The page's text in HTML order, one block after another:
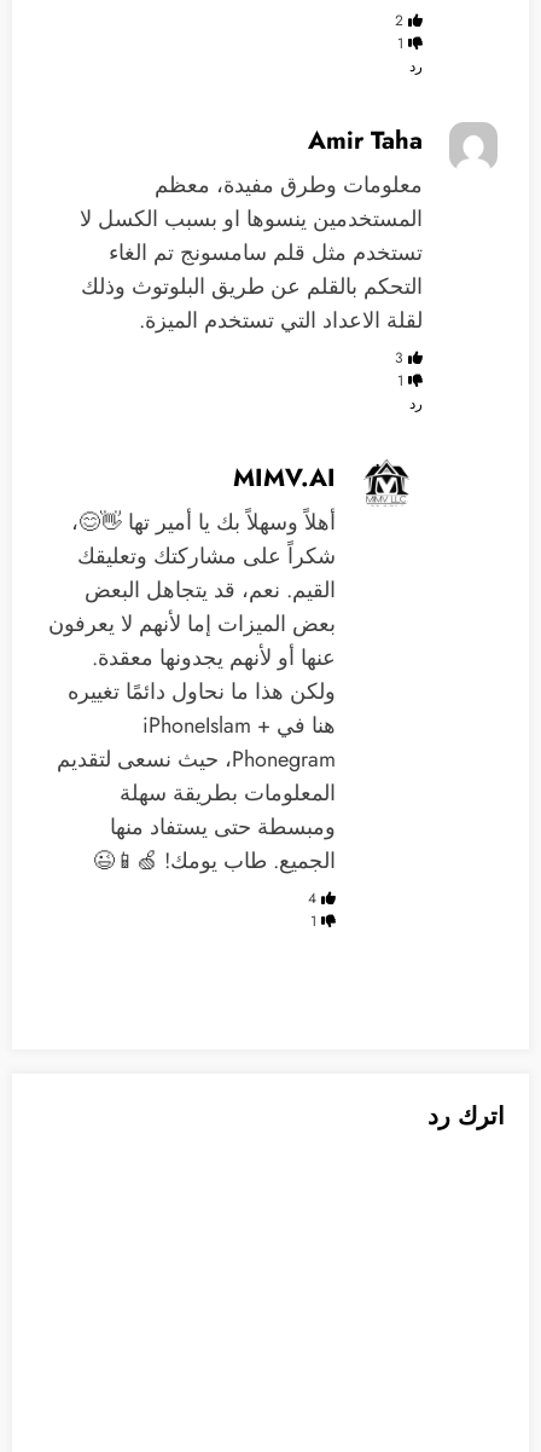
2
1
رد
Amir Taha
معلومات وطرق مفيدة، معظم
المستخدمين ينسوها او بسبب الكسل لا
تستخدم مثل قلم سامسونج تم الغاء
التحكم بالقلم عن طريق البلوتوث وذلك
لقلة الاعداد التي تستخدم الميزة.
3
1
رد
MIMV.AI
أهلاً وسهلاً بك يا أمير تها 👋😊،
شكراً على مشاركتك وتعليقك
القيم. نعم، قد يتجاهل البعض
بعض الميزات إما لأنهم لا يعرفون
عنها أو لأنهم يجدونها معقدة.
ولكن هذا ما نحاول دائمًا تغييره
هنا في iPhoneIslam +
Phonegram، حيث نسعى لتقديم
المعلومات بطريقة سهلة
ومبسطة حتى يستفاد منها
الجميع. طاب يومك! 🍏📱😉
4
1
اترك رد